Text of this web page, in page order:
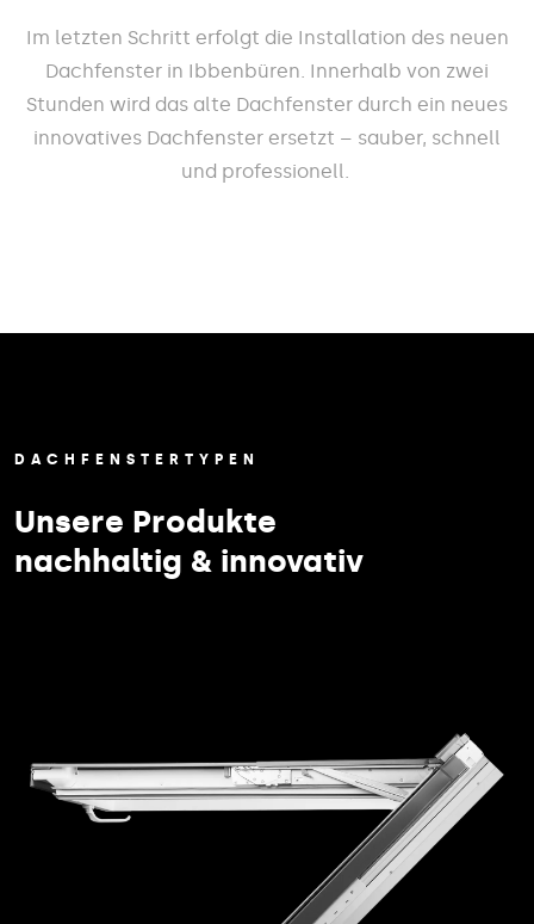
Im letzten Schritt erfolgt die Installation des neuen
Dachfenster in Ibbenbüren. Innerhalb von zwei
Stunden wird das alte Dachfenster durch ein neues
innovatives Dachfenster ersetzt – sauber, schnell
und professionell.
DACHFENSTERTYPEN
Unsere Produkte
nachhaltig & innovativ